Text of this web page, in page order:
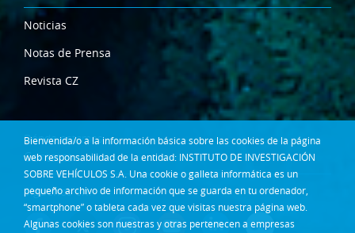
Bienvenida/o a la información básica sobre las cookies de la página
web responsabilidad de la entidad: INSTITUTO DE INVESTIGACIÓN
SOBRE VEHÍCULOS S.A. Una cookie o galleta informática es un
pequeño archivo de información que se guarda en tu ordenador,
“smartphone” o tableta cada vez que visitas nuestra página web.
Algunas cookies son nuestras y otras pertenecen a empresas
Noticias
Notas de Prensa
Revista CZ
Dónde estamos
Contacta
Síguenos en: